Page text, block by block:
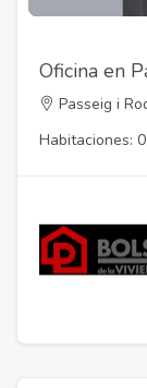
Oficina en
Passeig i
Habitaciones: 0